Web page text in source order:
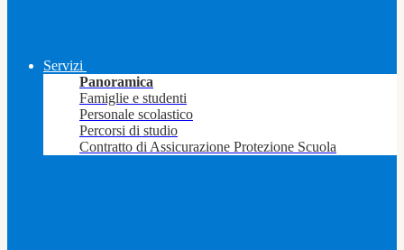
Servizi
Panoramica
Famiglie e studenti
Personale scolastico
Percorsi di studio
Contratto di Assicurazione Protezione Scuola